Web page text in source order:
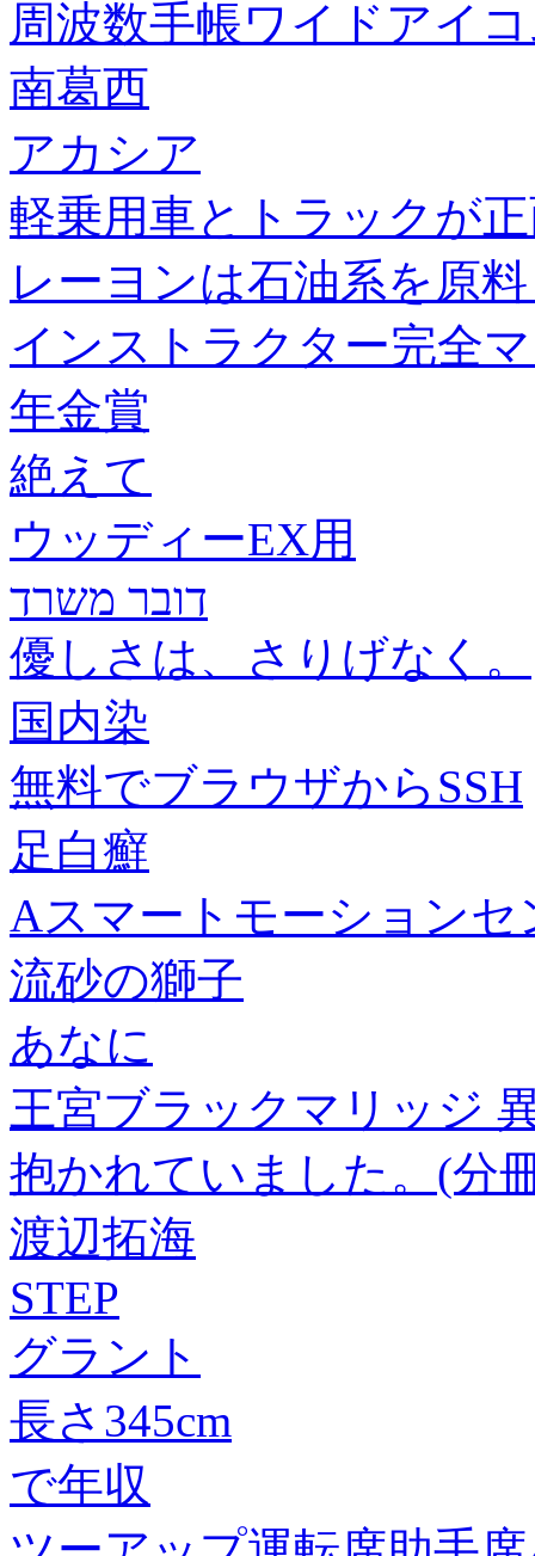
周波数手帳ワイドアイ
南葛西
アカシア
軽乗用車とトラックが
レーヨンは石油系を原
インストラクター完全
年金賞
絶えて
ウッディーEX用
דובר משרד
優しさは、さりげなく。
国内染
無料でブラウザからSSH
足白癬
Aスマートモーションセ
流砂の獅子
あなに
王宮ブラックマリッジ
抱かれていました。(分
渡辺拓海
STEP
グラント
長さ345cm
で年収